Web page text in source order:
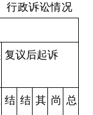
政诉讼情况
复议后起诉
结 结 其 尚 总